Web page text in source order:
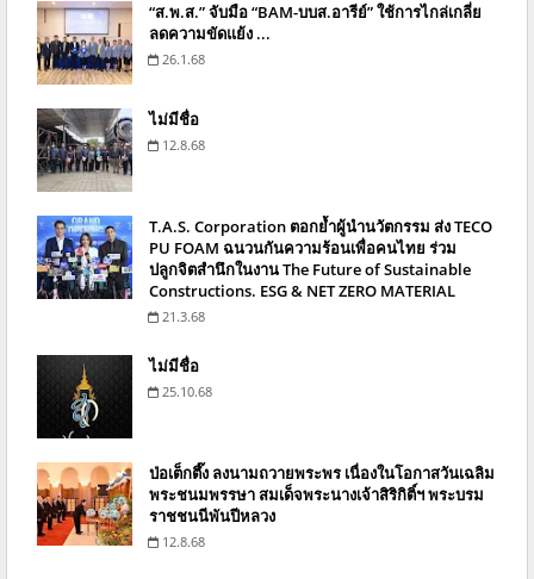
“ส.พ.ส.” จับมือ “BAM-บบส.อารีย์” ใช้การไกล่เกลี่ย
ลดความขัดแย้ง ...
26.1.68
ไม่มีชื่อ
12.8.68
T.A.S. Corporation ตอกย้ำผู้นำนวัตกรรม ส่ง TECO
PU FOAM ฉนวนกันความร้อนเพื่อคนไทย ร่วม
ปลูกจิตสำนึกในงาน The Future of Sustainable
Constructions. ESG & NET ZERO MATERIAL
21.3.68
ไม่มีชื่อ
25.10.68
ป่อเต็กตึ๊ง ลงนามถวายพระพร เนื่องในโอกาสวันเฉลิม
พระชนมพรรษา สมเด็จพระนางเจ้าสิริกิติ์ฯ พระบรม
ราชชนนีพันปีหลวง
12.8.68